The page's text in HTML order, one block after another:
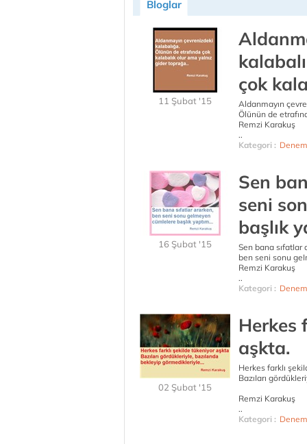
Bloglar
11 Şubat '15
çok
Aldanmayın
Ölünün de
Remzi Karakuş
..
Kategori :
16 Şubat '15
Sen
seni
başlık
Sen bana sıfatIar
ben seni sonu
Remzi Karakuş
..
Kategori :
02 Şubat '15
Herkes
aşkta.
Herkes farkIı
BazıIarı
Remzi Karakuş
..
Kategori :